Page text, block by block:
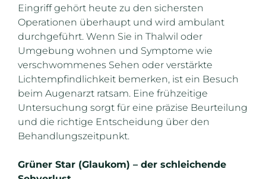
Eingriff gehört heute zu den sichersten
Operationen überhaupt und wird ambulant
durchgeführt. Wenn Sie in Thalwil oder
Umgebung wohnen und Symptome wie
verschwommenes Sehen oder verstärkte
Lichtempfindlichkeit bemerken, ist ein Besuch
beim Augenarzt ratsam. Eine frühzeitige
Untersuchung sorgt für eine präzise Beurteilung
und die richtige Entscheidung über den
Behandlungszeitpunkt.
Grüner Star (Glaukom) – der schleichende